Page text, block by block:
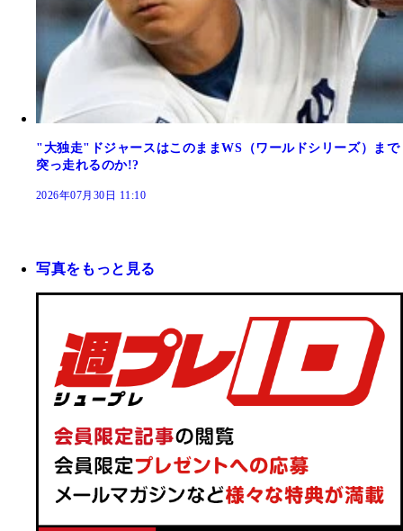
"大独走"ドジャースはこのままWS（ワールドシリーズ）まで
突っ走れるのか!?
2026年07月30日 11:10
写真をもっと見る